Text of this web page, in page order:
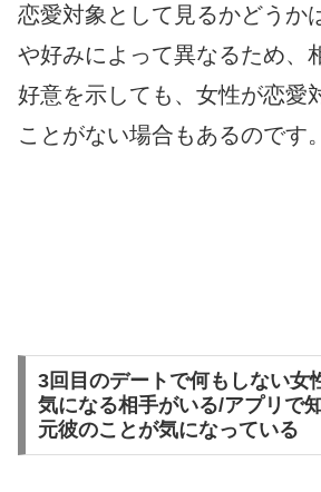
恋愛対象として見るかどうか
や好みによって異なるため、
好意を示しても、女性が恋愛
ことがない場合もあるのです。
3回目のデートで何もしない女
気になる相手がいる/アプリで
元彼のことが気になっている